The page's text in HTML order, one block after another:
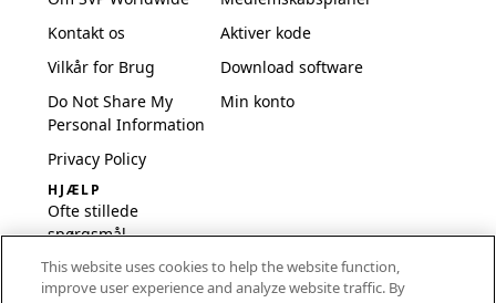
Kontakt os
Vilkår for Brug
Do Not Share My
Personal Information
Privacy Policy
Aktiver kode
Download software
Min konto
HJÆLP
Ofte stillede
spørgsmål
Software og opsætning
This website uses cookies to help the website function,
improve user experience and analyze website traffic. By